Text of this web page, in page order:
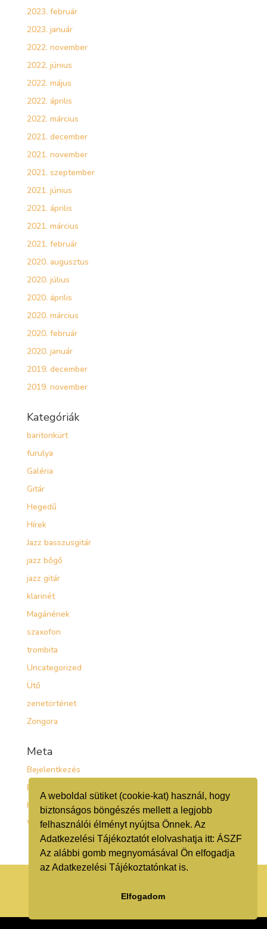
A weboldal sütiket (cookie-kat) használ, hogy
biztonságos böngészés mellett a legjobb
felhasználói élményt nyújtsa Önnek. Az
Adatkezelési Tájékoztatót elolvashatja itt:ÁSZF
Az alábbi gomb megnyomásával Ön elfogadja
az Adatkezelési Tájékoztatónkat is.
Elfogadom
2023. február
2023. január
2022. november
2022. június
2022. május
2022. április
2022. március
2021. december
2021. november
2021. szeptember
2021. június
2021. április
2021. március
2021. február
2020. augusztus
2020. július
2020. április
2020. március
2020. február
2020. január
2019. december
2019. november
Kategóriák
baritonkürt
furulya
Galéria
Gitár
Hegedű
Hírek
Jazz basszusgitár
jazz bőgő
jazz gitár
klarinét
Magánének
szaxofon
trombita
Uncategorized
Ütő
zenetörténet
Zongora
Meta
Bejelentkezés
Bejegyzések hírcsatorna
Hozzászólások hírcsatorna
WordPress Magyarország
Webszövegelő